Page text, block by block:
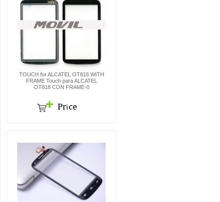
TOUCH for ALCATEL OT818 WITH
FRAME Touch para ALCATEL
OT818 CON FRAME-0